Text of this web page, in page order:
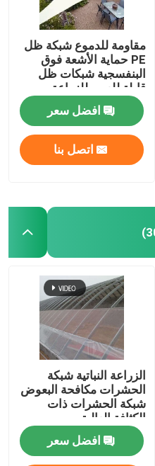
مقاومة للدموع شبكة ظل
PE حماية الأشعة فوق
البنفسجية شبكات ظل
قابلة للعبور للزراعة
افضل سعر
اتصل بنا
الزراعة النباتية شبكة
الحشرات مكافحة البعوض
شبكة الحشرات ذات
الكثافة العالية
افضل سعر